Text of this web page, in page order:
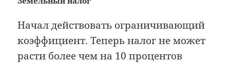
Начал действовать ограничивающий
коэффициент. Теперь налог не может
расти более чем на 10 процентов